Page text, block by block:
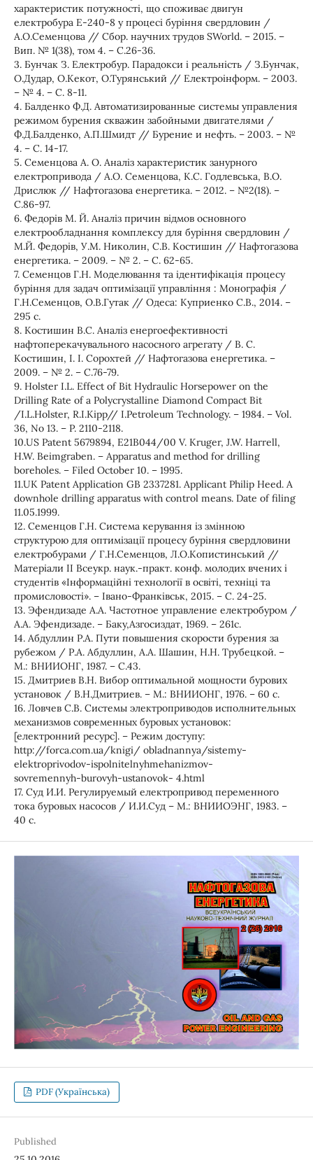
характеристик потужності, що споживає двигун
електробура Е-240-8 у процесі буріння свердловин /
А.О.Семенцова // Сбор. научних трудов SWorld. – 2015. –
Вип. № 1(38), том 4. – С.26-36.
3. Бунчак З. Електробур. Парадокси і реальність / З.Бунчак,
О.Дудар, О.Кекот, О.Турянський // Електроінформ. – 2003.
– № 4. – С. 8-11.
4. Балденко Ф.Д. Автоматизированные системы управления
режимом бурения скважин забойными двигателями /
Ф.Д.Балденко, А.П.Шмидт // Бурение и нефть. – 2003. – №
4. – С. 14-17.
5. Семенцова А. О. Аналіз характеристик занурного
електропривода / А.О. Семенцова, К.С. Годлевська, В.О.
Дрислюк // Нафтогазова енергетика. – 2012. – №2(18). –
С.86-97.
6. Федорів М. Й. Аналіз причин відмов основного
електрообладнання комплексу для буріння свердловин /
М.Й. Федорів, У.М. Николин, С.В. Костишин // Нафтогазова
енергетика. – 2009. – № 2. – С. 62-65.
7. Семенцов Г.Н. Моделювання та ідентифікація процесу
буріння для задач оптимізації управління : Монографія /
Г.Н.Семенцов, О.В.Гутак // Одеса: Куприенко С.В., 2014. –
295 с.
8. Костишин В.С. Аналіз енергоефективності
нафтоперекачувального насосного агрегату / В. С.
Костишин, І. І. Сорохтей // Нафтогазова енергетика. –
2009. – № 2. – С.76-79.
9. Holster I.L. Effect of Bit Hydraulic Horsepower on the
Drilling Rate of a Polycrystalline Diamond Compact Bit
/I.L.Holster, R.I.Kipp// I.Petroleum Technology. – 1984. – Vol.
36, No 13. – P. 2110-2118.
10.US Patent 5679894, E21B044/00 V. Kruger, J.W. Harrell,
H.W. Beimgraben. – Apparatus and method for drilling
boreholes. – Filed October 10. – 1995.
11.UK Patent Application GB 2337281. Applicant Philip Heed. A
downhole drilling apparatus with control means. Date of filing
11.05.1999.
12. Семенцов Г.Н. Система керування із змінною
структурою для оптимізації процесу буріння свердловини
електробурами / Г.Н.Семенцов, Л.О.Копистинський //
Матеріали ІІ Всеукр. наук.-практ. конф. молодих вчених і
студентів «Інформаційні технології в освіті, техніці та
промисловості». – Івано-Франківськ, 2015. – С. 24-25.
13. Эфендизаде A.A. Частотное управление електробуром /
А.А. Эфендизаде. – Баку,Азгосиздат, 1969. – 261с.
14. Абдуллин Р.А. Пути повышения скорости бурения за
рубежом / Р.А. Абдуллин, А.А. Шашин, Н.Н. Трубецкой. –
М.: ВНИИОНГ, 1987. – С.43.
15. Дмитриев В.Н. Вибор оптимальной мощности бурових
установок / В.Н.Дмитриев. – М.: ВНИИОНГ, 1976. – 60 с.
16. Ловчев С.В. Системы электроприводов исполнительных
механизмов современных буровых установок:
[електронний ресурс]. – Режим доступу:
http://forca.com.ua/knigi/ obladnannya/sistemy-
elektroprivodov-ispolnitelnyhmehanizmov-
sovremennyh-burovyh-ustanovok- 4.html
17. Суд И.И. Регулируемый електропривод переменного
тока буровых насосов / И.И.Суд – М.: ВНИИОЭНГ, 1983. –
40 с.
PDF (Українська)
Published